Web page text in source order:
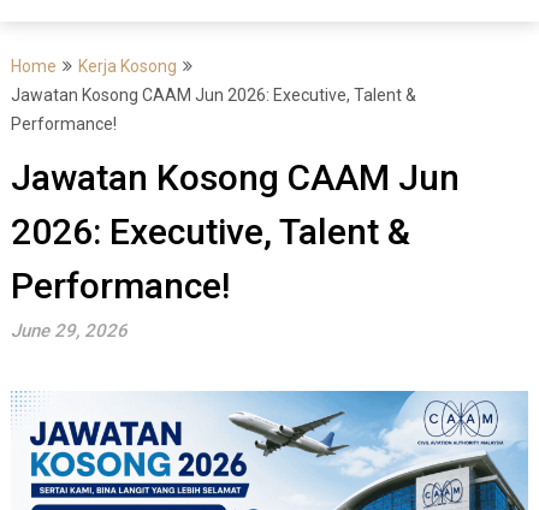
Home
Kerja Kosong
Jawatan Kosong CAAM Jun 2026: Executive, Talent &
Performance!
Jawatan Kosong CAAM Jun
2026: Executive, Talent &
Performance!
June 29, 2026